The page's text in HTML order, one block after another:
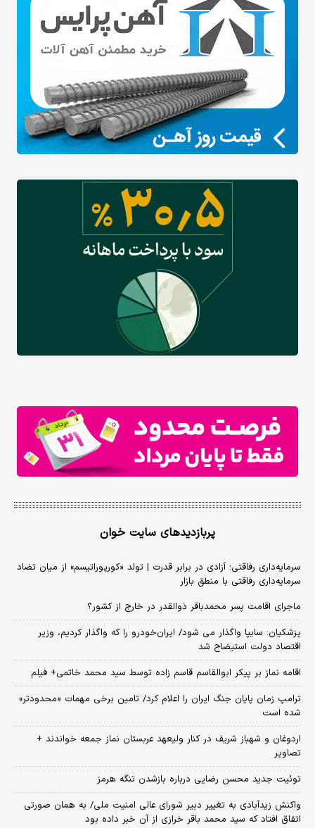
پربازدیدهای سایت خوان
سرمایه‌داری رفاقتی؛ آزادی در برابر قدرت | تولد «کورپوراتیسم» از میان تضاد
سرمایه‌داری رفاقتی با منطق بازار
ماجرای اقامت پسر محمدباقر ذوالقدر در خارج از کشور؟
پزشکیان: سایپا واگذار می شود/ ایران‌خودرو را که واگذار کردیم، وزیر
اقتصاد دولت استیضاح شد
اقامه نماز بر پیکر ابوالقاسم قاسم زاده توسط سید محمد خاتمی+ فیلم
ترامپ زمان پایان جنگ ایران را اعلام کرد/ تامین برخی مهمات «محدودتر»
شده است
اردوغان و شهباز شریف در کنار ولیعهد عربستان نماز جمعه خواندند +
تصاویر
توئیت جدید محسن رضایی درباره بازشدن تنگه هرمز
واکنش زیدآبادی به تغییر دبیر شورای عالی امنیت ملی/ به همان صورتی
اتفاق افتاد که سید محمد باقر خرازی از آن خبر داده بود